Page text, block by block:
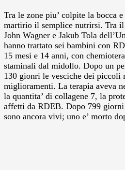
Tra le zone piu’ colpite la bocca
martirio il semplice nutrirsi. Tra
John Wagner e Jakub Tola
hanno trattato sei bambini con
15 mesi e 14 anni, con
staminali dal midollo. Dopo un
130 gionri le vesciche dei piccoli
miglioramenti. La terapia aveva
la quantita’ di collagene 7, la
affetti da RDEB. Dopo 799
sono ancora vivi; uno e’ morto